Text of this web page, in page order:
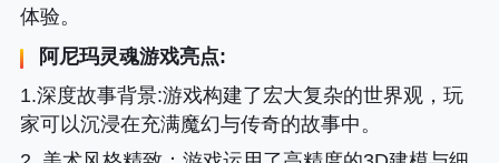
体验。
阿尼玛灵魂游戏亮点:
1.深度故事背景:游戏构建了宏大复杂的世界观，玩
家可以沉浸在充满魔幻与传奇的故事中。